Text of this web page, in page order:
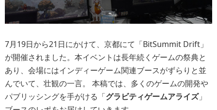
7月19日から21日にかけて、京都にて「BitSummit Drift」
が開催されました。本イベントは長年続くゲームの祭典と
あり、会場にはインディーゲーム関連ブースがずらりと並
んでいて、壮観の一言。 本稿では、多くのゲームの開発や
パブリッシングを手がける「グラビティゲームアライズ」